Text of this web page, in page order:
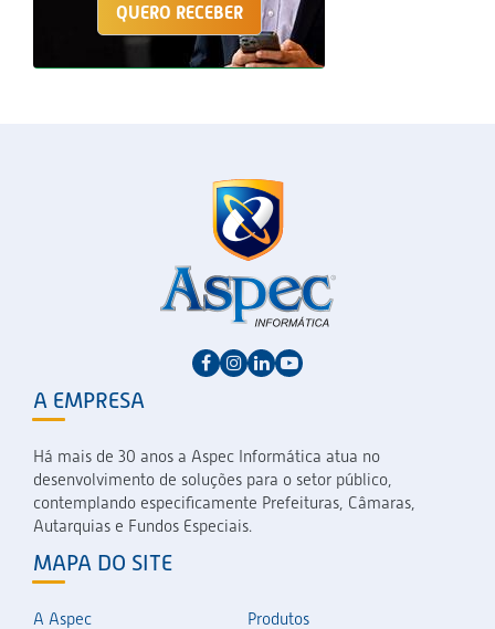
QUERO RECEBER
A EMPRESA
Há mais de 30 anos a Aspec Informática atua no
desenvolvimento de soluções para o setor público,
contemplando especificamente Prefeituras, Câmaras,
Autarquias e Fundos Especiais.
MAPA DO SITE
A Aspec Produtos